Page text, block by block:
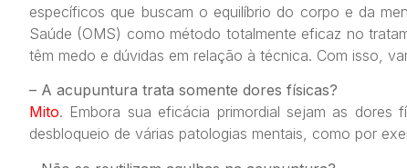
específicos que buscam o equilíbrio do corpo e da
Saúde (OMS) como método totalmente eficaz no
têm medo e dúvidas em relação à técnica. Com isso,
– A acupuntura trata somente dores físicas?
Mito. Embora sua eficácia primordial sejam as dores
desbloqueio de várias patologias mentais, como por